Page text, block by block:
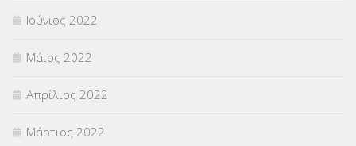
Ιούνιος 2022
Μάιος 2022
Απρίλιος 2022
Μάρτιος 2022